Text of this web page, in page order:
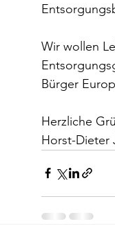
Wir wollen
Bürger
Herzliche
Horst-Dieter